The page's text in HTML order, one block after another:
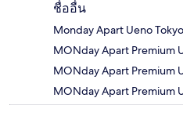
ชื่ออื่น
Monday Apart Ueno Tokyo
MONday Apart Premium
MONday Apart Premium
MONday Apart Premium